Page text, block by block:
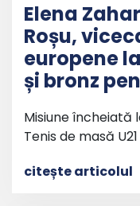
Elena
Roșu,
europene
și bronz
Misiune încheiată
Tenis de masă
citește articolul